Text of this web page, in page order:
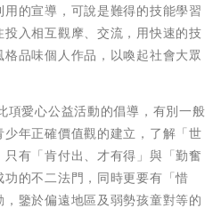
的宣導，可說是難得的技能學習
入相互觀摩、交流，用快速的技
品味個人作品，以喚起社會大眾
項愛心公益活動的倡導，有別一般
年正確價值觀的建立，了解「世
有「肯付出、才有得」與「勤奮
的不二法門，同時更要有「惜
鑒於偏遠地區及弱勢孩童對等的